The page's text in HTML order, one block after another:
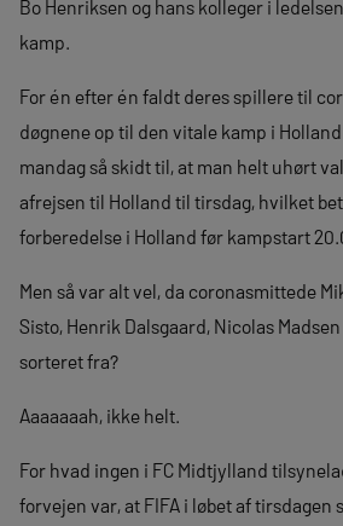
Bo Henriksen og hans kolleger i
kamp.
For én efter én faldt deres spillere til
døgnene op til den vitale kamp i
mandag så skidt til, at man helt uhørt
afrejsen til Holland til tirsdag, hvilket
forberedelse i Holland før kampstart
Men så var alt vel, da coronasmittede
Sisto, Henrik Dalsgaard, Nicolas
sorteret fra?
Aaaaaaah, ikke helt.
For hvad ingen i FC Midtjylland
forvejen var, at FIFA i løbet af